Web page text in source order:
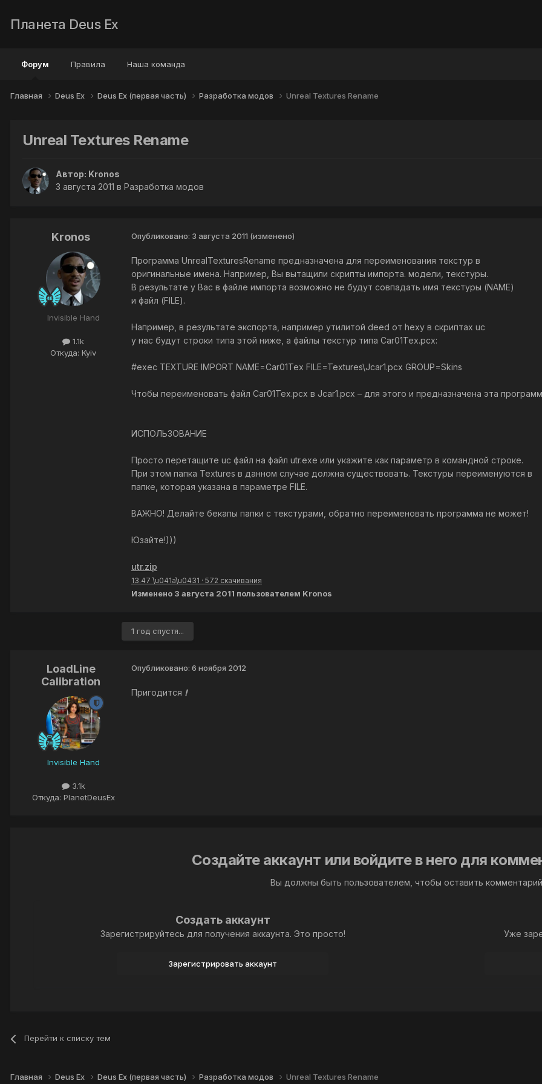
Планета Deus Ex
Форум Правила Наша команда
Главная Deus Ex Deus Ex (первая часть) Разработка модов Unreal Textures Rename
Unreal Textures Rename
Автор: Kronos
3 августа 2011 в Разработка модов
Kronos
Invisible Hand
1.1k
Откуда: Kyiv
Опубликовано: 3 августа 2011 (изменено)
Программа UnrealTexturesRename предназначена для переименования текстур в
оригинальные имена. Например, Вы вытащили скрипты импорта. модели, текстуры.
В результате у Вас в файле импорта возможно не будут совпадать имя текстуры (NAME)
и файл (FILE).
Например, в результате экспорта, например утилитой deed от hexy в скриптах uc
у нас будут строки типа этой ниже, а файлы текстур типа Car01Tex.pcx:
#exec TEXTURE IMPORT NAME=Car01Tex FILE=Textures\Jcar1.pcx GROUP=Skins
Чтобы переименовать файл Car01Tex.pcx в Jcar1.pcx – для этого и предназначена эта
ИСПОЛЬЗОВАНИЕ
Просто перетащите uc файл на файл utr.exe или укажите как параметр в командной строке.
При этом папка Textures в данном случае должна существовать. Текстуры переименуются в
папке, которая указана в параметре FILE.
ВАЖНО! Делайте бекапы папки с текстурами, обратно переименовать программа не может!
Юзайте!)))
utr.zip
13.47 \u041a\u0431 · 572 скачивания
Изменено 3 августа 2011 пользователем Kronos
1 год спустя...
LoadLine
Calibration
Invisible Hand
3.1k
Откуда: PlanetDeusEx
Опубликовано: 6 ноября 2012
Пригодится !
Создайте аккаунт или войдите в него для
Вы должны быть пользователем, чтобы оставить комментарий
Создать аккаунт
Зарегистрируйтесь для получения аккаунта. Это просто!
Зарегистрировать аккаунт
Уже
Перейти к списку тем
Главная Deus Ex Deus Ex (первая часть) Разработка модов Unreal Textures Rename